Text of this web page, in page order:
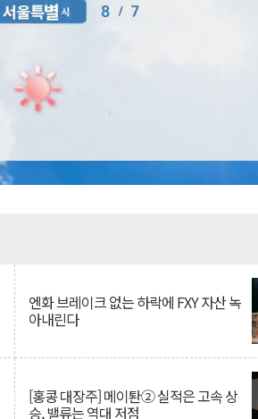
엔화 브레이크 없는 하락에 FXY 자산 녹
아내린다
[홍콩 대장주] 메이퇀② 실적은 고속 상
승, 밸류는 역대 저점